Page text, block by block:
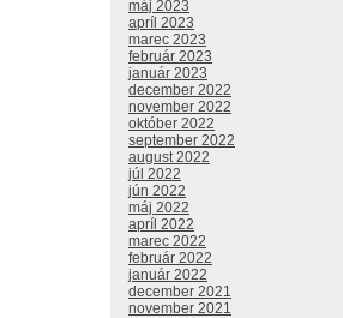
máj 2023
apríl 2023
marec 2023
február 2023
január 2023
december 2022
november 2022
október 2022
september 2022
august 2022
júl 2022
jún 2022
máj 2022
apríl 2022
marec 2022
február 2022
január 2022
december 2021
november 2021